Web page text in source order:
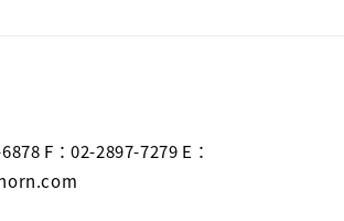
F：02-2897-7279 E：